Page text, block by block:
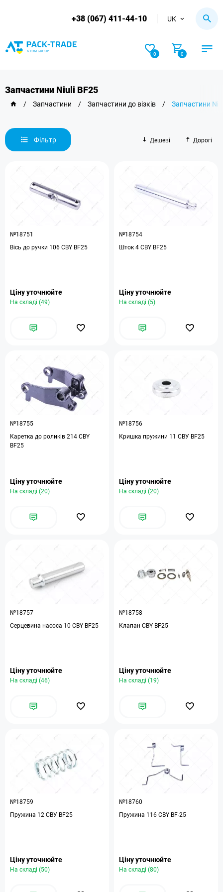
+38 (067) 411-44-10 UK
0 0
Запчастини Niuli BF25
/ Запчастини / Запчастини до візків / Запчастини
Фільтр Дешеві Дорогі
№18751
Вісь до ручки 106 CBY BF25
Ціну уточнюйте
На складі (49)
№18754
Шток 4 CBY BF25
Ціну уточнюйте
На складі (5)
№18755
Каретка до роликів 214 CBY
BF25
Ціну уточнюйте
На складі (20)
№18756
Кришка пружини 11 СВУ BF25
Ціну уточнюйте
На складі (20)
№18757
Серцевина насоса 10 CBY BF25
Ціну уточнюйте
На складі (46)
№18758
Клапан CBY BF25
Ціну уточнюйте
На складі (19)
№18759
Пружина 12 СВУ BF25
Ціну уточнюйте
На складі (50)
№18760
Пружина 116 CBY BF-25
Ціну уточнюйте
На складі (80)